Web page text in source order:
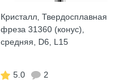
Кристалл, Твердосплавная
фреза 31360 (конус),
средняя, D6, L15
5.0
2